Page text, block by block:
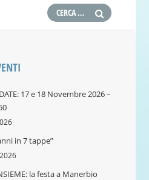
17 e 18 Novembre 2026 –
in 7 tappe”
la festa a Manerbio